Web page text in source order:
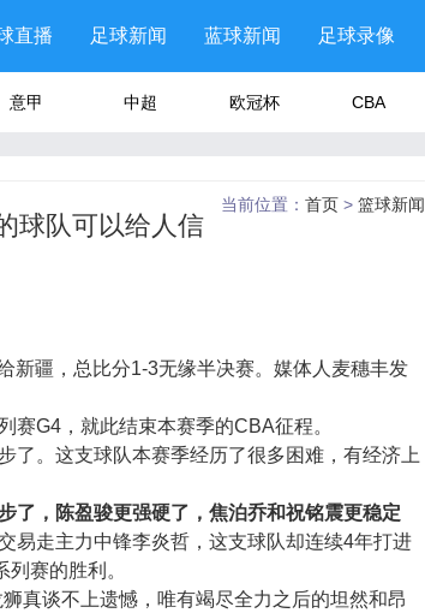
直播 足球新闻 蓝球新闻 足球录像
意甲 中超 欧冠杯 CBA
当前位置： 首页 > 篮球新闻
球队可以给人信
新疆，总比分1-3无缘半决赛。媒体人麦穗丰发
赛G4，就此结束本赛季的CBA征程。
了。这支球队本赛季经历了很多困难，有经济上
了，陈盈骏更强硬了，焦泊乔和祝铭震更稳定
易走主力中锋李炎哲，这支球队却连续4年打进
赛的胜利。
真谈不上遗憾，唯有竭尽全力之后的坦然和昂